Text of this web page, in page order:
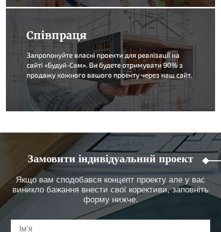
Замовити індивідуальний проект
Якщо вам сподобався концепт проекту але у вас
виникло бажання внести свої корективи, заповніть
форму нижче.